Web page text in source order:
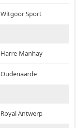
Witgoor Sport
Harre-Manhay
Oudenaarde
Royal Antwerp